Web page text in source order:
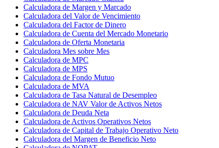
Calculadora de Margen y Marcado
Calculadora del Valor de Vencimiento
Calculadora del Factor de Dinero
Calculadora de Cuenta del Mercado Monetario
Calculadora de Oferta Monetaria
Calculadora Mes sobre Mes
Calculadora de MPC
Calculadora de MPS
Calculadora de Fondo Mutuo
Calculadora de MVA
Calculadora de Tasa Natural de Desempleo
Calculadora de NAV Valor de Activos Netos
Calculadora de Deuda Neta
Calculadora de Activos Operativos Netos
Calculadora de Capital de Trabajo Operativo Neto
Calculadora del Margen de Beneficio Neto